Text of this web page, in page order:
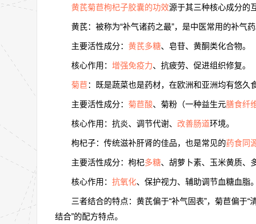
黄芪菊苣枸杞子胶囊的功效源于其三种核心成分的
黄芪：被称为“补气诸药之最”，是中医常用的补气药
主要活性成分： 黄芪多糖、皂苷、黄酮类化合物。
核心作用： 增强免疫力、抗疲劳、促进组织修复。
菊苣 ：既是蔬菜也是药材，在欧洲和亚洲均有悠久
主要活性成分： 菊苣酸、菊粉（一种益生元膳食纤
核心作用：抗炎、调节代谢、 改善肠道环境。
枸杞子：传统滋补肝肾的佳品，也是常见的药食同
主要活性成分：枸杞多糖、胡萝卜素、玉米黄质、
核心作用： 抗氧化、保护视力、辅助调节血糖血脂。
三者结合的特点：黄芪偏于“补气固表”，菊苣偏于
结合”的配方特点。